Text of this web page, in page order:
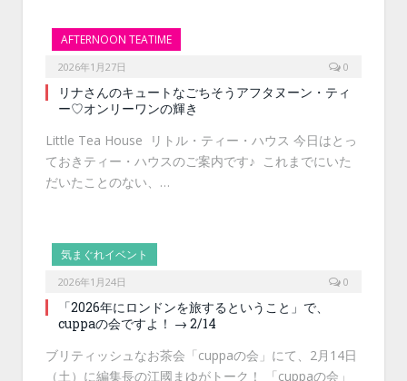
AFTERNOON TEATIME
2026年1月27日 0
リナさんのキュートなごちそうアフタヌーン・ティ
ー♡オンリーワンの輝き
Little Tea House リトル・ティー・ハウス 今日はとっ
ておきティー・ハウスのご案内です♪ これまでにいた
だいたことのない、…
気まぐれイベント
2026年1月24日 0
「2026年にロンドンを旅するということ」で、
cuppaの会ですよ！ → 2/14
ブリティッシュなお茶会「cuppaの会」にて、2月14日
（土）に編集長の江國まゆがトーク！ 「cuppaの会」